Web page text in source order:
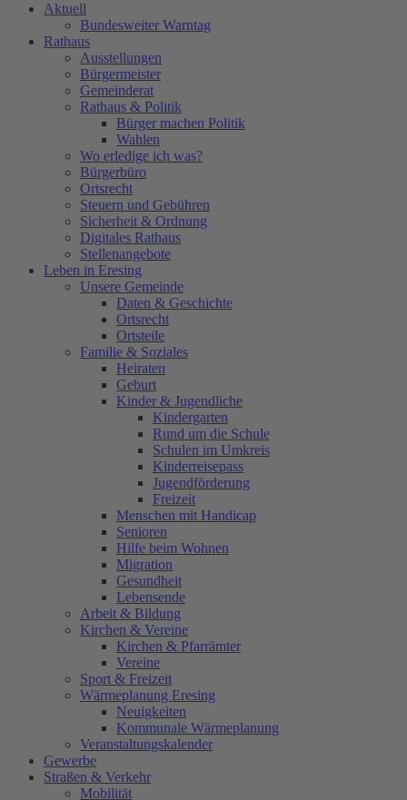
Aktuell
Bundesweiter Warntag
Rathaus
Ausstellungen
Bürgermeister
Gemeinderat
Rathaus & Politik
Bürger machen Politik
Wahlen
Wo erledige ich was?
Bürgerbüro
Ortsrecht
Steuern und Gebühren
Sicherheit & Ordnung
Digitales Rathaus
Stellenangebote
Leben in Eresing
Unsere Gemeinde
Daten & Geschichte
Ortsrecht
Ortsteile
Familie & Soziales
Heiraten
Geburt
Kinder & Jugendliche
Kindergarten
Rund um die Schule
Schulen im Umkreis
Kinderreisepass
Jugendförderung
Freizeit
Menschen mit Handicap
Senioren
Hilfe beim Wohnen
Migration
Gesundheit
Lebensende
Arbeit & Bildung
Kirchen & Vereine
Kirchen & Pfarrämter
Vereine
Sport & Freizeit
Wärmeplanung Eresing
Neuigkeiten
Kommunale Wärmeplanung
Veranstaltungskalender
Gewerbe
Straßen & Verkehr
Mobilität